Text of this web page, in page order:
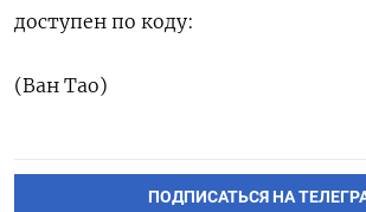
доступен по коду:
(Ван Тао)
ПОДПИСАТЬСЯ НА